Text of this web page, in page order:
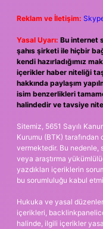
Reklam ve İletişim:
Yasal Uyarı: Bu internet
şahıs şirketi ile hiçbir
kendi hazırladığımız
içerikler haber niteliği
hakkında paylaşım
isim benzerlikleri
halindedir ve tavsiye
Sitemiz, 5651 Sayılı
Kurumu (BTK) tarafından
vermektedir. Bu
veya araştırma
yazdıkları içeriklerin
bu sorumluluğu kabul
Hukuka ve yasal
içerikleri,
halinde, ilgili içerikler